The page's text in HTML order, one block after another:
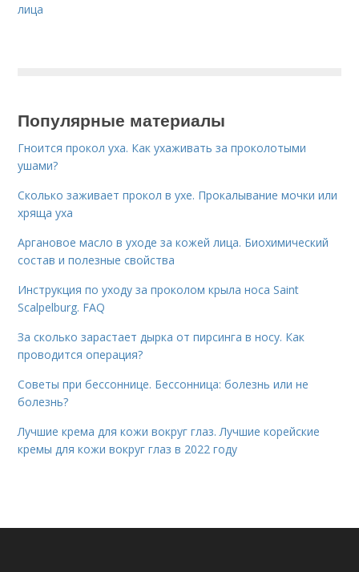
лица
Популярные материалы
Гноится прокол уха. Как ухаживать за проколотыми
ушами?
Сколько заживает прокол в ухе. Прокалывание мочки или
хряща уха
Аргановое масло в уходе за кожей лица. Биохимический
состав и полезные свойства
Инструкция по уходу за проколом крыла носа Saint
Scalpelburg. FAQ
За сколько зарастает дырка от пирсинга в носу. Как
проводится операция?
Советы при бессоннице. Бессонница: болезнь или не
болезнь?
Лучшие крема для кожи вокруг глаз. Лучшие корейские
кремы для кожи вокруг глаз в 2022 году